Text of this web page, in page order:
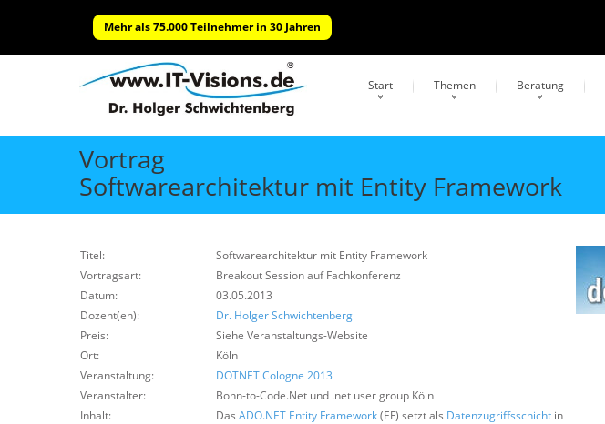
Mehr als 75.000 Teilnehmer in 30 Jahren
Start Themen Beratung
Vortrag
Softwarearchitektur mit Entity Framework
Titel:
Softwarearchitektur mit Entity Framework
Vortragsart:
Breakout Session auf Fachkonferenz
Datum:
03.05.2013
Dozent(en):
Dr. Holger Schwichtenberg
Preis:
Siehe Veranstaltungs-Website
Ort:
Köln
Veranstaltung:
DOTNET Cologne 2013
Veranstalter:
Bonn-to-Code.Net und .net user group Köln
Inhalt:
Das ADO.NET Entity Framework(EF) setzt als Datenzugriffsschicht in